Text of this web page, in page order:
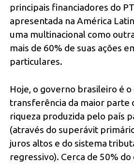
principais financiadores do
apresentada na América
uma multinacional como
mais de 60% de suas ações
particulares.
Hoje, o governo brasileiro é
transferência da maior parte
riqueza produzida pelo país
(através do superávit
juros altos e do sistema
regressivo). Cerca de 50%